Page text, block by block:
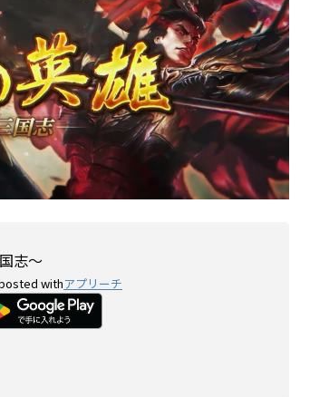
志〜
withアプリーチ